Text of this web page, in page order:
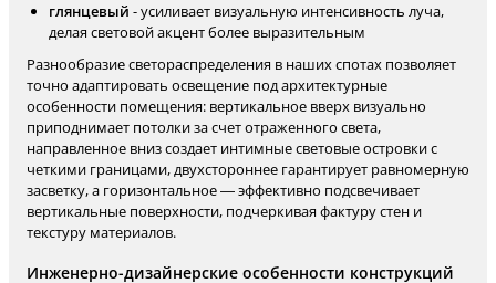
глянцевый - усиливает визуальную интенсивность луча,
делая световой акцент более выразительным
Разнообразие светораспределения в наших спотах позволяет
точно адаптировать освещение под архитектурные
особенности помещения: вертикальное вверх визуально
приподнимает потолки за счет отраженного света,
направленное вниз создает интимные световые островки с
четкими границами, двухстороннее гарантирует равномерную
засветку, а горизонтальное — эффективно подсвечивает
вертикальные поверхности, подчеркивая фактуру стен и
текстуру материалов.
Инженерно-дизайнерские особенности конструкций